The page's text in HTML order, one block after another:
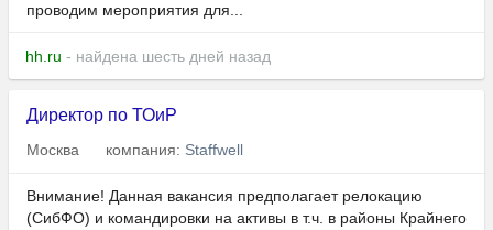
проводим мероприятия для...
hh.ru - найдена шесть дней назад
Директор по ТОиР
Москва компания: Staffwell
Внимание! Данная вакансия предполагает релокацию
(СибФО) и командировки на активы в т.ч. в районы Крайнего